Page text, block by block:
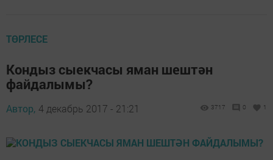
ТӨРЛЕСЕ
Кондыз сыекчасы яман шештән
файдалымы?
Автор, 4 декабрь 2017 - 21:21 3717 0 1